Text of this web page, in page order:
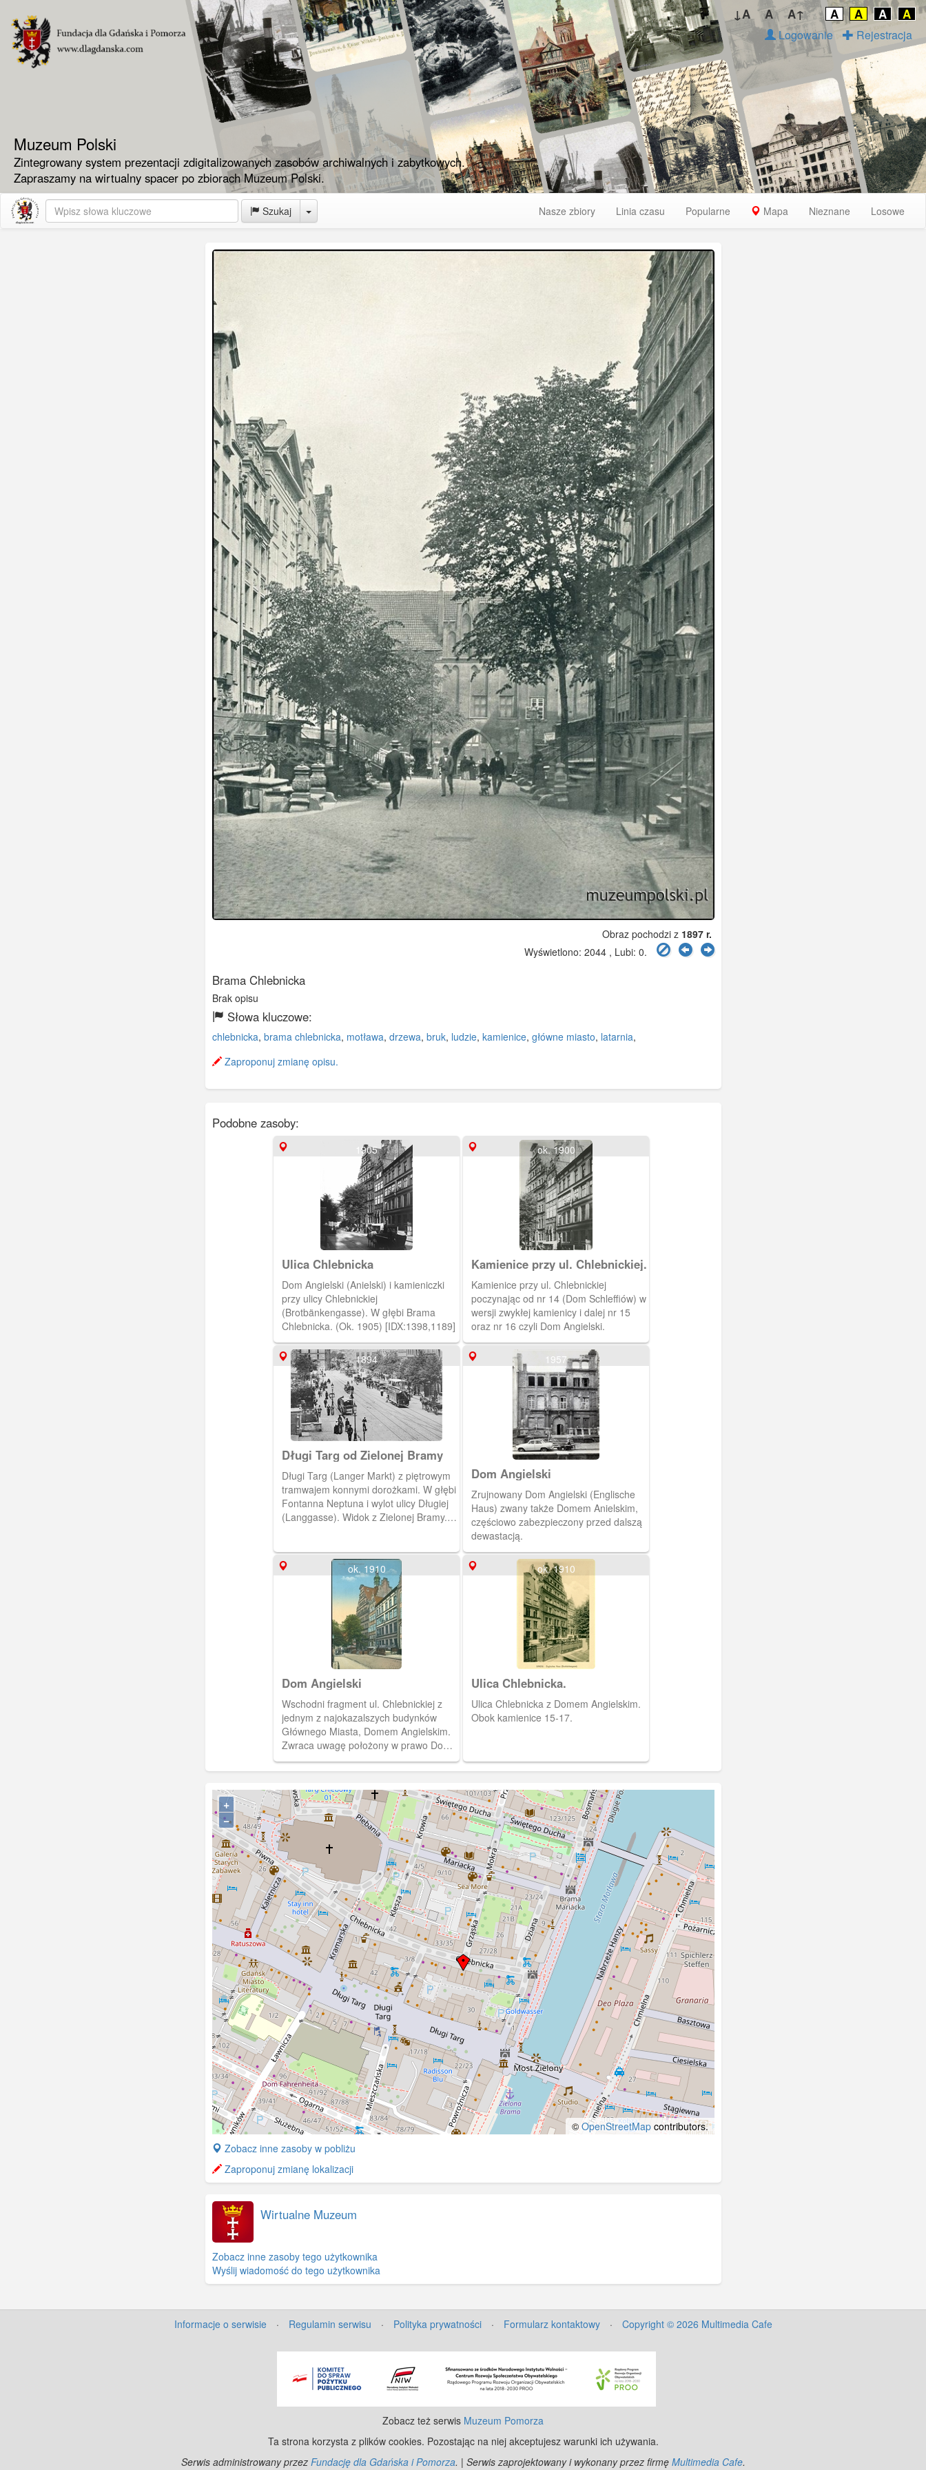
Muzeum Polski
Zintegrowany system prezentacji zdigitalizowanych zasobów archiwalnych i zabytkowych.
Zapraszamy na wirtualny spacer po zbiorach Muzeum Polski.
↓A A A↑ A A A A
Logowanie Rejestracja
Szukaj Toggle Dropdown Nasze zbiory Linia czasu Popularne Mapa Nieznane Losowe
Obraz pochodzi z 1897 r.
Wyświetlono: 2044 , Lubi: 0.
Brama Chlebnicka
Brak opisu
Słowa kluczowe:
chlebnicka, brama chlebnicka, motława, drzewa, bruk, ludzie, kamienice, główne miasto, latarnia,
Zaproponuj zmianę opisu.
Podobne zasoby:
1905
Ulica Chlebnicka
Dom Angielski (Anielski) i kamieniczki
przy ulicy Chlebnickiej
(Brotbänkengasse). W głębi Brama
Chlebnicka. (Ok. 1905) [IDX:1398,1189]
ok. 1900
Kamienice przy ul. Chlebnickiej.
Kamienice przy ul. Chlebnickiej
poczynając od nr 14 (Dom Schleffiów) w
wersji zwykłej kamienicy i dalej nr 15
oraz nr 16 czyli Dom Angielski.
1894
Długi Targ od Zielonej Bramy
Długi Targ (Langer Markt) z piętrowym
tramwajem konnymi dorożkami. W głębi
Fontanna Neptuna i wylot ulicy Długiej
(Langgasse). Widok z Zielonej Bramy.
1957
Dom Angielski
Zrujnowany Dom Angielski (Englische
Haus) zwany także Domem Anielskim,
częściowo zabezpieczony przed dalszą
dewastacją.
ok. 1910
Dom Angielski
Wschodni fragment ul. Chlebnickiej z
jednym z najokazalszych budynków
Głównego Miasta, Domem Angielskim.
Zwraca uwagę położony w prawo Dom
Schlieffów (Chlebnicka 13/14), z
wyjątkowo "prostą" jak na lokalne
warunki fasadą. Tę poprzednią z
numeru Chlebnicka 14 zakupił król
pruski Fryderyk Wilhelm III, którą
skrupulatnie podzieloną na 287
elementów, ponownie złożono (1825 r)
w poczdamskiej rezydencji na Wyspie
Pawiej.
ok. 1910
Ulica Chlebnicka.
Ulica Chlebnicka z Domem Angielskim.
Obok kamienice 15-17.
+
−
©OpenStreetMapcontributors.
+
−
Zobacz inne zasoby w pobliżu
Zaproponuj zmianę lokalizacji
Wirtualne Muzeum
Zobacz inne zasoby tego użytkownika
Wyślij wiadomość do tego użytkownika
Informacje o serwisie · Regulamin serwisu · Polityka prywatności · Formularz kontaktowy · Copyright © 2026 Multimedia Cafe
Zobacz też serwis Muzeum Pomorza
Ta strona korzysta z plików cookies. Pozostając na niej akceptujesz warunki ich używania.
Serwis administrowany przez Fundację dla Gdańska i Pomorza. | Serwis zaprojektowany i wykonany przez firmę Multimedia Cafe.